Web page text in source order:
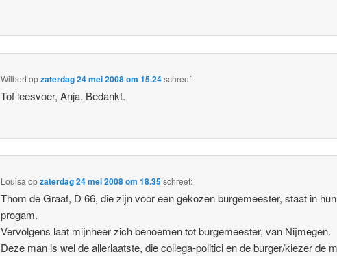
Wilbertopzaterdag 24 mei 2008 om 15.24schreef:
Tof leesvoer, Anja. Bedankt.
Louisaopzaterdag 24 mei 2008 om 18.35schreef:
Thom de Graaf, D 66, die zijn voor een gekozen burgemeester, staat in hun
progam.
Vervolgens laat mijnheer zich benoemen tot burgemeester, van Nijmegen.
Deze man is wel de allerlaatste, die collega-politici en de burger/kiezer de